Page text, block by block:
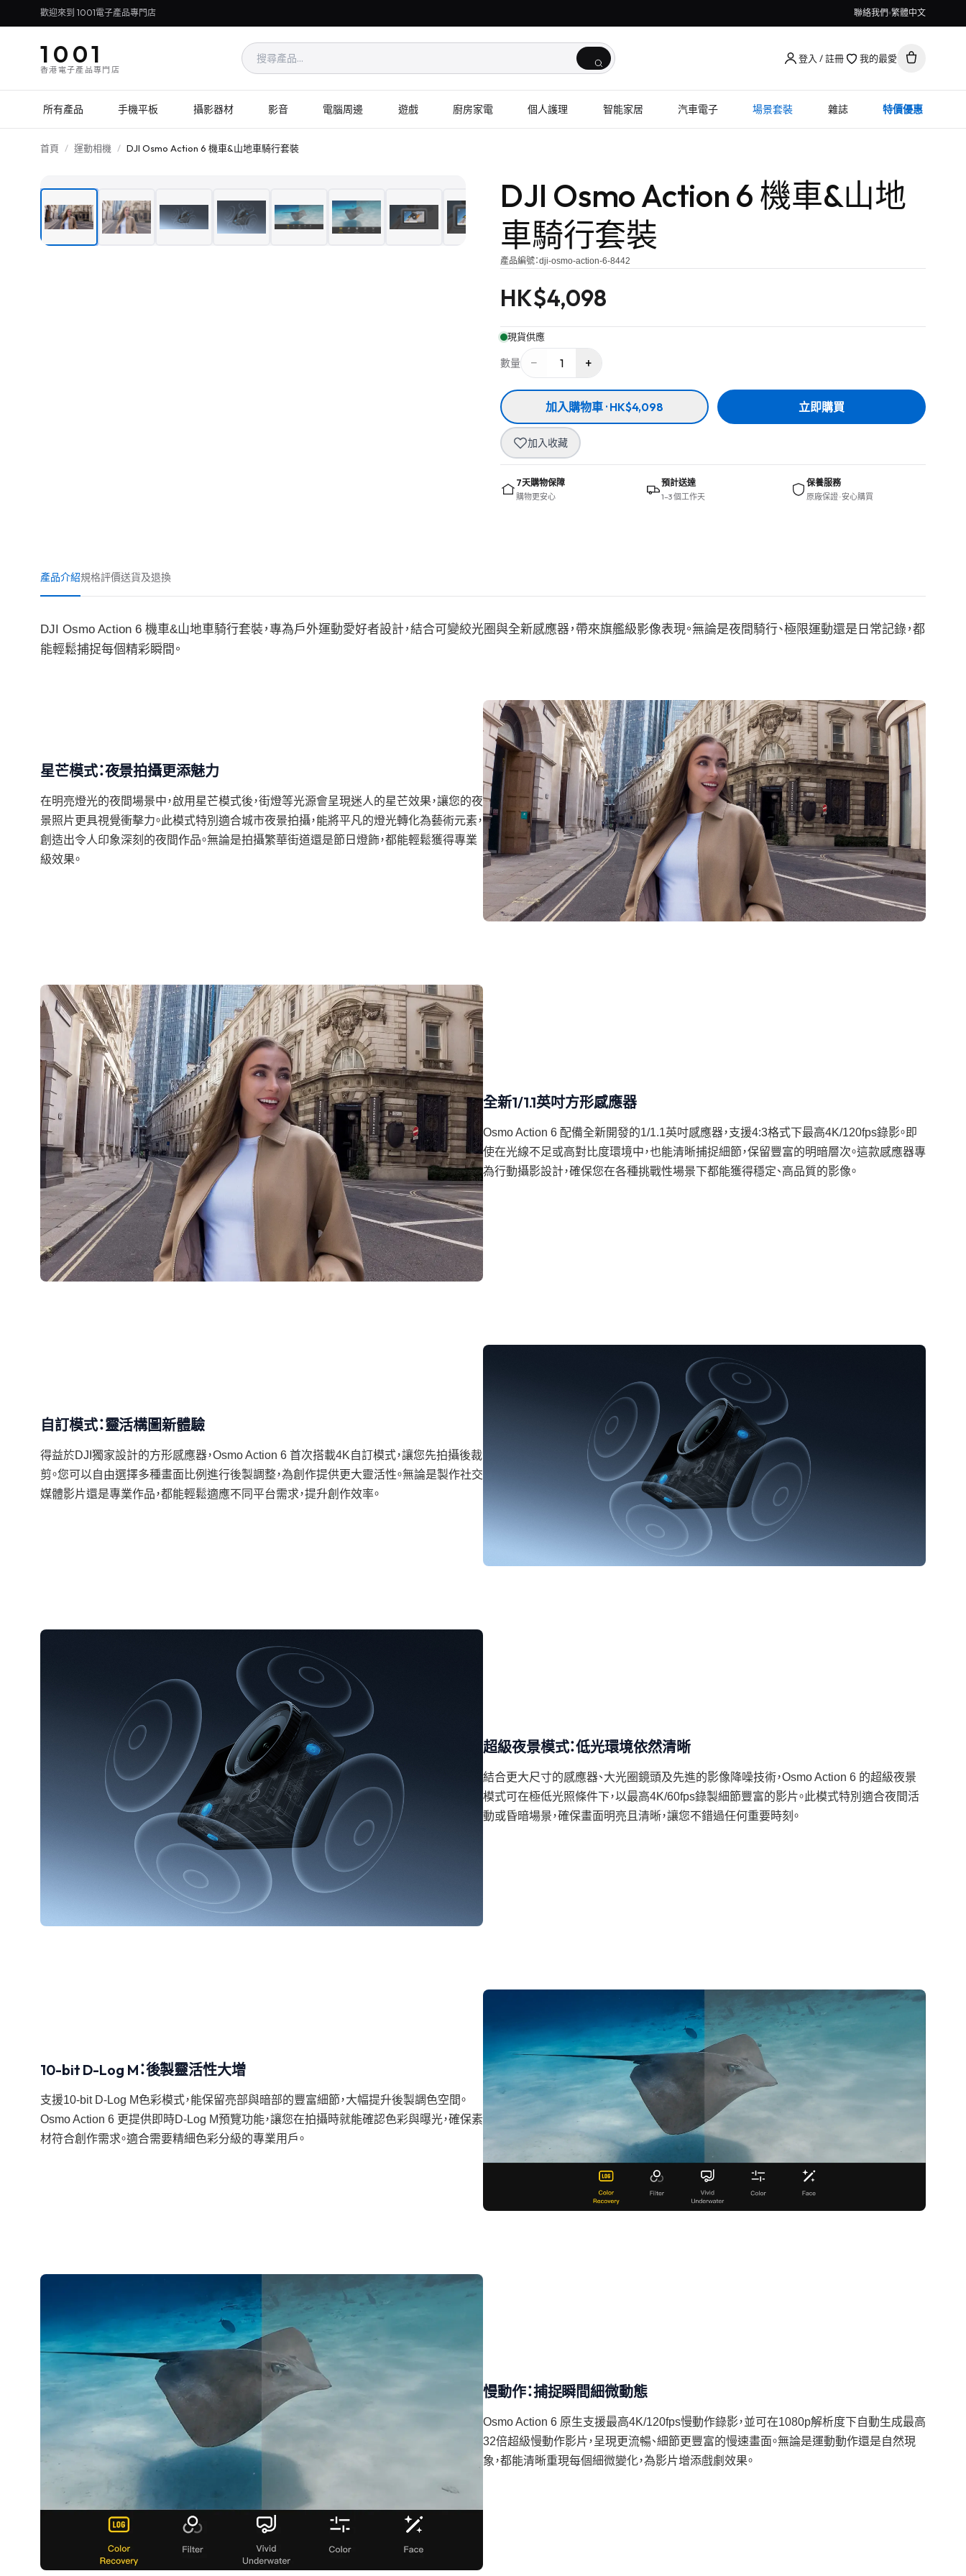
歡迎來到 1001電子產品專門店 聯絡我們 繁體中文
1001
香港電子產品專門店
登入 / 註冊 我的最愛
所有產品 手機平板 攝影器材 影音 電腦周邊 遊戲 廚房家電 個人護理 智能家居 汽車電子 場景套裝 雜誌 特價優惠
首頁 / 運動相機 / DJI Osmo Action 6 機車&山地車騎行套裝
DJI Osmo Action 6 機車&山地
車騎行套裝
產品編號：dji-osmo-action-6-8442
HK$4,098
現貨供應
數量 − 1 +
加入購物車 · HK$4,098 立即購買
加入收藏
7天購物保障
購物更安心
預計送達
1–3 個工作天
保養服務
原廠保證 · 安心購買
產品介紹規格評價送貨及退換
DJI Osmo Action 6 機車&山地車騎行套裝，專為戶外運動愛好者設計，結合可變絞光圈與全新感應器，帶來旗艦級影像表現。無論是夜間騎行、極限運動還是日常記錄，都
能輕鬆捕捉每個精彩瞬間。
星芒模式：夜景拍攝更添魅力
在明亮燈光的夜間場景中，啟用星芒模式後，街燈等光源會呈現迷人的星芒效果，讓您的夜
景照片更具視覺衝擊力。此模式特別適合城市夜景拍攝，能將平凡的燈光轉化為藝術元素，
創造出令人印象深刻的夜間作品。無論是拍攝繁華街道還是節日燈飾，都能輕鬆獲得專業
級效果。
全新1/1.1英吋方形感應器
Osmo Action 6 配備全新開發的1/1.1英吋感應器，支援4:3格式下最高4K/120fps錄影。即
使在光線不足或高對比度環境中，也能清晰捕捉細節，保留豐富的明暗層次。這款感應器專
為行動攝影設計，確保您在各種挑戰性場景下都能獲得穩定、高品質的影像。
自訂模式：靈活構圖新體驗
得益於DJI獨家設計的方形感應器，Osmo Action 6 首次搭載4K自訂模式，讓您先拍攝後裁
剪。您可以自由選擇多種畫面比例進行後製調整，為創作提供更大靈活性。無論是製作社交
媒體影片還是專業作品，都能輕鬆適應不同平台需求，提升創作效率。
超級夜景模式：低光環境依然清晰
結合更大尺寸的感應器、大光圈鏡頭及先進的影像降噪技術，Osmo Action 6 的超級夜景
模式可在極低光照條件下，以最高4K/60fps錄製細節豐富的影片。此模式特別適合夜間活
動或昏暗場景，確保畫面明亮且清晰，讓您不錯過任何重要時刻。
10-bit D-Log M：後製靈活性大增
支援10-bit D-Log M色彩模式，能保留亮部與暗部的豐富細節，大幅提升後製調色空間。
Osmo Action 6 更提供即時D-Log M預覽功能，讓您在拍攝時就能確認色彩與曝光，確保素
材符合創作需求。適合需要精細色彩分級的專業用戶。
慢動作：捕捉瞬間細微動態
Osmo Action 6 原生支援最高4K/120fps慢動作錄影，並可在1080p解析度下自動生成最高
32倍超級慢動作影片，呈現更流暢、細節更豐富的慢速畫面。無論是運動動作還是自然現
象，都能清晰重現每個細微變化，為影片增添戲劇效果。